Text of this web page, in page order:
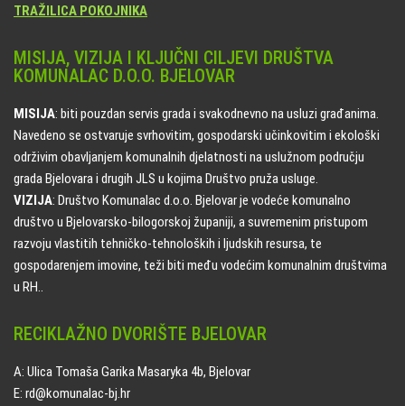
TRAŽILICA POKOJNIKA
MISIJA, VIZIJA I KLJUČNI CILJEVI DRUŠTVA
KOMUNALAC D.O.O. BJELOVAR
MISIJA: biti pouzdan servis grada i svakodnevno na usluzi građanima.
Navedeno se ostvaruje svrhovitim, gospodarski učinkovitim i ekološki
održivim obavljanjem komunalnih djelatnosti na uslužnom području
grada Bjelovara i drugih JLS u kojima Društvo pruža usluge.
VIZIJA: Društvo Komunalac d.o.o. Bjelovar je vodeće komunalno
društvo u Bjelovarsko-bilogorskoj županiji, a suvremenim pristupom
razvoju vlastitih tehničko-tehnoloških i ljudskih resursa, te
gospodarenjem imovine, teži biti među vodećim komunalnim društvima
u RH..
RECIKLAŽNO DVORIŠTE BJELOVAR
A: Ulica Tomaša Garika Masaryka 4b, Bjelovar
E: rd@komunalac-bj.hr